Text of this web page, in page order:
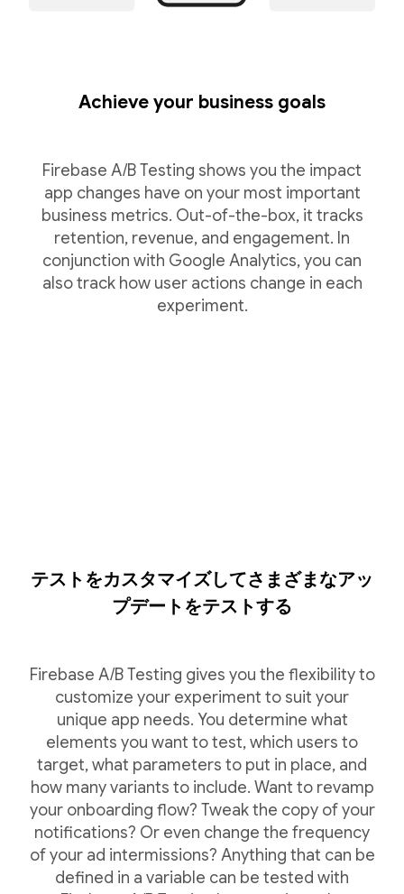
Achieve your business goals
Firebase A/B Testing shows you the impact
app changes have on your most important
business metrics. Out-of-the-box, it tracks
retention, revenue, and engagement. In
conjunction with Google Analytics, you can
also track how user actions change in each
experiment.
テストをカスタマイズしてさまざまなアッ
プデートをテストする
Firebase A/B Testing gives you the flexibility to
customize your experiment to suit your
unique app needs. You determine what
elements you want to test, which users to
target, what parameters to put in place, and
how many variants to include. Want to revamp
your onboarding flow? Tweak the copy of your
notifications? Or even change the frequency
of your ad intermissions? Anything that can be
defined in a variable can be tested with